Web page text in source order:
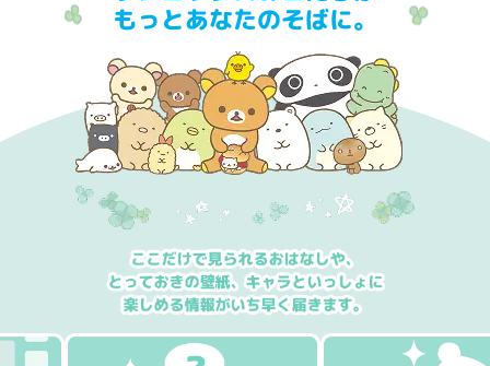
もっとあなたのそばに。